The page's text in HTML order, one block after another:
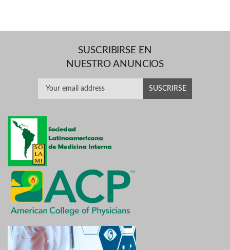
SUSCRIBIRSE EN
NUESTRO ANUNCIOS